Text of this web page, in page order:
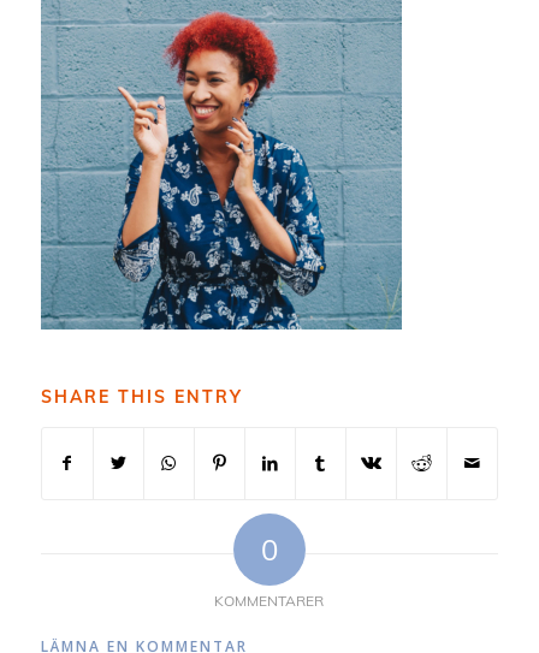
SHARE THIS ENTRY
0
KOMMENTARER
LÄMNA EN KOMMENTAR